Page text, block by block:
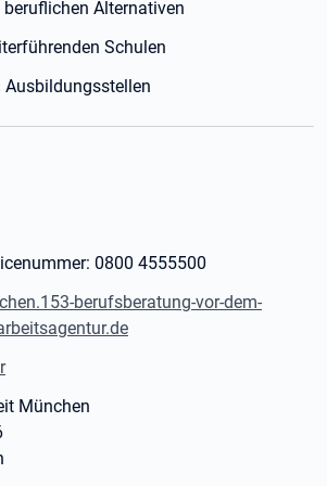
Alternativen
Schulen
0800 4555500
berufsberatung-vor-dem-
München